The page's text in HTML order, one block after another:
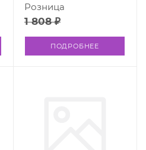
1 808 ₽
Розница
ПОДРОБНЕЕ